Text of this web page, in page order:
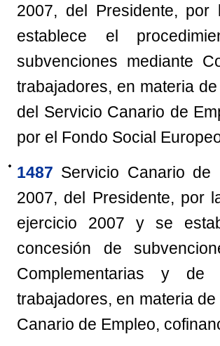
2007, del Presidente,
establece el
subvenciones mediante
trabajadores, en materia
del Servicio Canario de
por el Fondo Social
1487 Servicio Canario
2007, del Presidente, por
ejercicio 2007 y se
concesión de
Complementarias y
trabajadores, en materia
Canario de Empleo,